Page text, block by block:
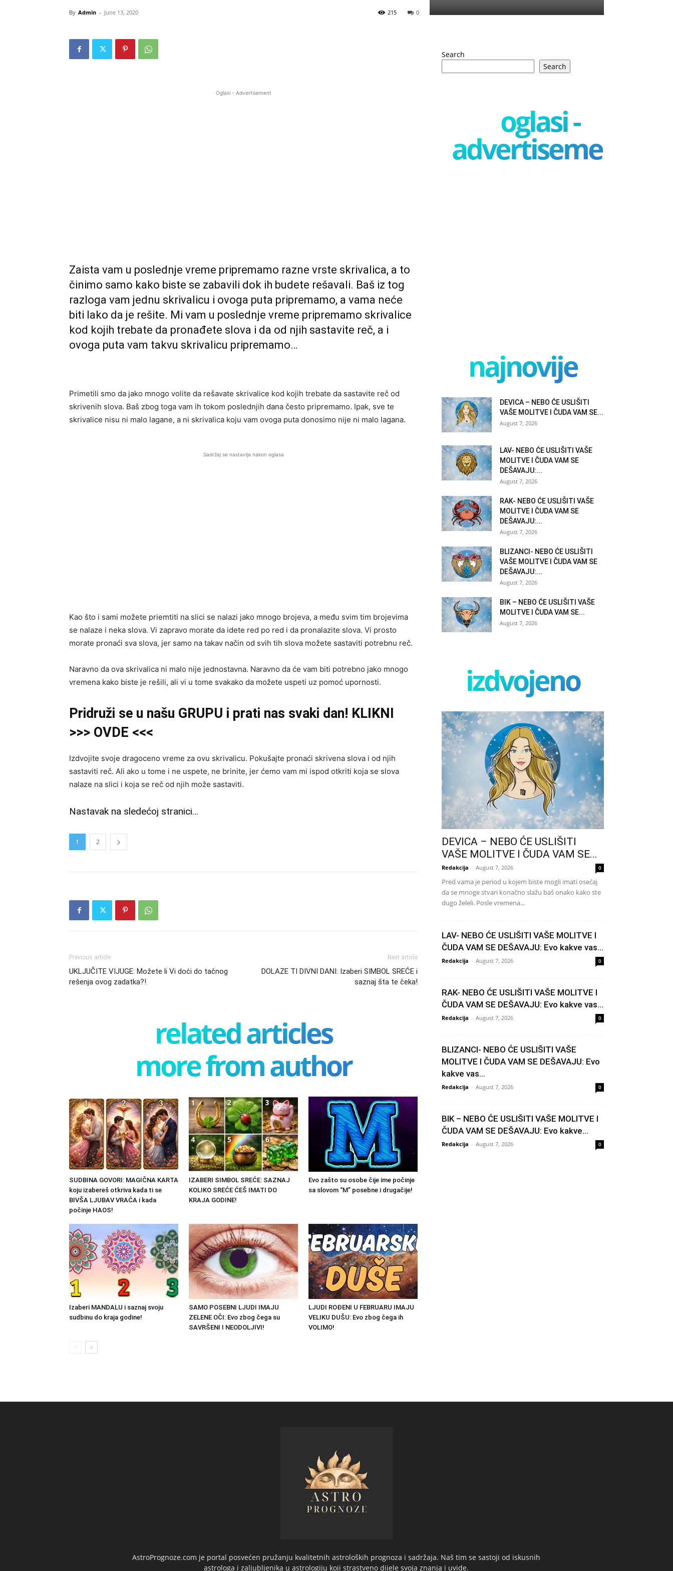
By Admin - June 13, 2020 0
215
Oglasi - Advertisement
Zaista vam u poslednje vreme pripremamo razne vrste skrivalica, a to
činimo samo kako biste se zabavili dok ih budete rešavali. Baš iz tog
razloga vam jednu skrivalicu i ovoga puta pripremamo, a vama neće
biti lako da je rešite. Mi vam u poslednje vreme pripremamo skrivalice
kod kojih trebate da pronađete slova i da od njih sastavite reč, a i
ovoga puta vam takvu skrivalicu pripremamo…
Primetili smo da jako mnogo volite da rešavate skrivalice kod kojih trebate da sastavite reč od
skrivenih slova. Baš zbog toga vam ih tokom poslednjih dana često pripremamo. Ipak, sve te
skrivalice nisu ni malo lagane, a ni skrivalica koju vam ovoga puta donosimo nije ni malo lagana.
Sadržaj se nastavlja nakon oglasa
Kao što i sami možete priemtiti na slici se nalazi jako mnogo brojeva, a među svim tim brojevima
se nalaze i neka slova. Vi zapravo morate da idete red po red i da pronalazite slova. Vi prosto
morate pronaći sva slova, jer samo na takav način od svih tih slova možete sastaviti potrebnu reč.
Naravno da ova skrivalica ni malo nije jednostavna. Naravno da će vam biti potrebno jako mnogo
vremena kako biste je rešili, ali vi u tome svakako da možete uspeti uz pomoć upornosti.
Pridruži se u našu GRUPU i prati nas svaki dan! KLIKNI
>>> OVDE <<<
Izdvojite svoje dragoceno vreme za ovu skrivalicu. Pokušajte pronaći skrivena slova i od njih
sastaviti reč. Ali ako u tome i ne uspete, ne brinite, jer ćemo vam mi ispod otkriti koja se slova
nalaze na slici i koja se reč od njih može sastaviti.
Nastavak na sledećoj stranici…
1 2
Previous article
UKLJUČITE VIJUGE: Možete li Vi doći do tačnog
rešenja ovog zadatka?!
Next article
DOLAZE TI DIVNI DANI: Izaberi SIMBOL SREĆE i
saznaj šta te čeka!
related articles
more from author
SUDBINA GOVORI: MAGIČNA KARTA
koju izabereš otkriva kada ti se
BIVŠA LJUBAV VRAĆA i kada
počinje HAOS!
IZABERI SIMBOL SREĆE: SAZNAJ
KOLIKO SREĆE ĆEŠ IMATI DO
KRAJA GODINE!
Evo zašto su osobe čije ime počinje
sa slovom “M” posebne i drugačije!
Izaberi MANDALU i saznaj svoju
sudbinu do kraja godine!
SAMO POSEBNI LJUDI IMAJU
ZELENE OČI: Evo zbog čega su
SAVRŠENI I NEODOLJIVI!
LJUDI ROĐENI U FEBRUARU IMAJU
VELIKU DUŠU: Evo zbog čega ih
VOLIMO!
Search
Search
oglasi -
advertisement
najnovije
DEVICA – NEBO ĆE USLIŠITI
VAŠE MOLITVE I ČUDA VAM SE...
August 7, 2026
LAV- NEBO ĆE USLIŠITI VAŠE
MOLITVE I ČUDA VAM SE
DEŠAVAJU:...
August 7, 2026
RAK- NEBO ĆE USLIŠITI VAŠE
MOLITVE I ČUDA VAM SE
DEŠAVAJU:...
August 7, 2026
BLIZANCI- NEBO ĆE USLIŠITI
VAŠE MOLITVE I ČUDA VAM SE
DEŠAVAJU:...
August 7, 2026
BIK – NEBO ĆE USLIŠITI VAŠE
MOLITVE I ČUDA VAM SE...
August 7, 2026
izdvojeno
DEVICA – NEBO ĆE USLIŠITI
VAŠE MOLITVE I ČUDA VAM SE...
Redakcija - August 7, 2026 0
Pred vama je period u kojem biste mogli imati osećaj
da se mnoge stvari konačno slažu baš onako kako ste
dugo želeli. Posle vremena...
LAV- NEBO ĆE USLIŠITI VAŠE MOLITVE I
ČUDA VAM SE DEŠAVAJU: Evo kakve vas...
Redakcija - August 7, 2026 0
RAK- NEBO ĆE USLIŠITI VAŠE MOLITVE I
ČUDA VAM SE DEŠAVAJU: Evo kakve vas...
Redakcija - August 7, 2026 0
BLIZANCI- NEBO ĆE USLIŠITI VAŠE
MOLITVE I ČUDA VAM SE DEŠAVAJU: Evo
kakve vas...
Redakcija - August 7, 2026 0
BIK – NEBO ĆE USLIŠITI VAŠE MOLITVE I
ČUDA VAM SE DEŠAVAJU: Evo kakve...
Redakcija - August 7, 2026 0
AstroPrognoze.com je portal posvećen pružanju kvalitetnih astroloških prognoza i sadržaja. Naš tim se sastoji od iskusnih
astrologa i zaljubljenika u astrologiju koji strastveno dijele svoja znanja i uvide.